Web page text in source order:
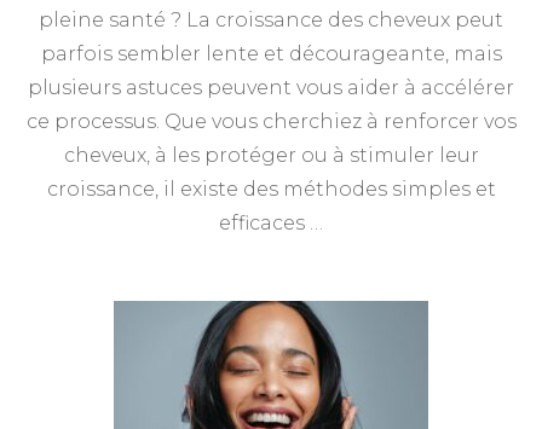
pleine santé ? La croissance des cheveux peut
parfois sembler lente et décourageante, mais
plusieurs astuces peuvent vous aider à accélérer
ce processus. Que vous cherchiez à renforcer vos
cheveux, à les protéger ou à stimuler leur
croissance, il existe des méthodes simples et
efficaces …